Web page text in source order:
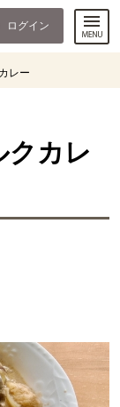
ログイン
レー
クカレ